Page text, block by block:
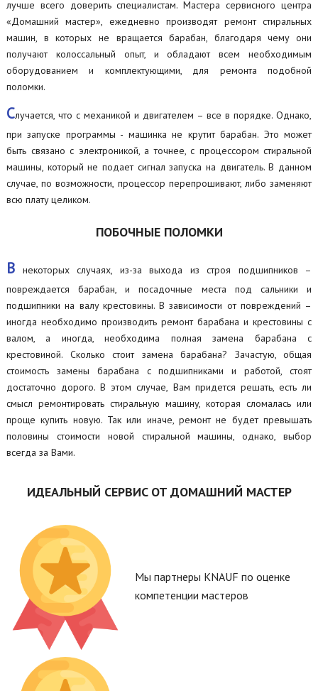
лучше всего доверить специалистам. Мастера сервисного центра
«Домашний мастер», ежедневно производят ремонт стиральных
машин, в которых не вращается барабан, благодаря чему они
получают колоссальный опыт, и обладают всем необходимым
оборудованием и комплектующими, для ремонта подобной
поломки.
Случается, что с механикой и двигателем – все в порядке. Однако,
при запуске программы - машинка не крутит барабан. Это может
быть связано с электроникой, а точнее, с процессором стиральной
машины, который не подает сигнал запуска на двигатель. В данном
случае, по возможности, процессор перепрошивают, либо заменяют
всю плату целиком.
ПОБОЧНЫЕ ПОЛОМКИ
В некоторых случаях, из-за выхода из строя подшипников –
повреждается барабан, и посадочные места под сальники и
подшипники на валу крестовины. В зависимости от повреждений –
иногда необходимо производить ремонт барабана и крестовины с
валом, а иногда, необходима полная замена барабана с
крестовиной. Сколько стоит замена барабана? Зачастую, общая
стоимость замены барабана с подшипниками и работой, стоят
достаточно дорого. В этом случае, Вам придется решать, есть ли
смысл ремонтировать стиральную машину, которая сломалась или
проще купить новую. Так или иначе, ремонт не будет превышать
половины стоимости новой стиральной машины, однако, выбор
всегда за Вами.
ИДЕАЛЬНЫЙ СЕРВИС ОТ ДОМАШНИЙ МАСТЕР
Мы партнеры KNAUF по оценке
компетенции мастеров